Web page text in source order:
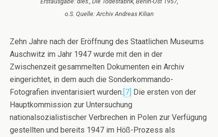
o.S. Quelle: Archiv Andreas Kilian
Zehn Jahre nach der Eröffnung des Staatlichen Museums
Auschwitz im Jahr 1947 wurde mit den in der
Zwischenzeit gesammelten Dokumenten ein Archiv
eingerichtet, in dem auch die Sonderkommando-
Fotografien inventarisiert wurden.[7] Die ersten von der
Hauptkommission zur Untersuchung
nationalsozialistischer Verbrechen in Polen zur Verfügung
gestellten und bereits 1947 im Höß-Prozess als